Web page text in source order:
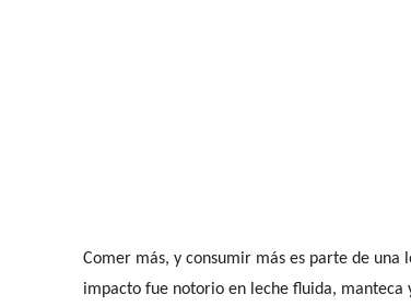
Comer más, y consumir más es parte de
impacto fue notorio en leche fluida, manteca